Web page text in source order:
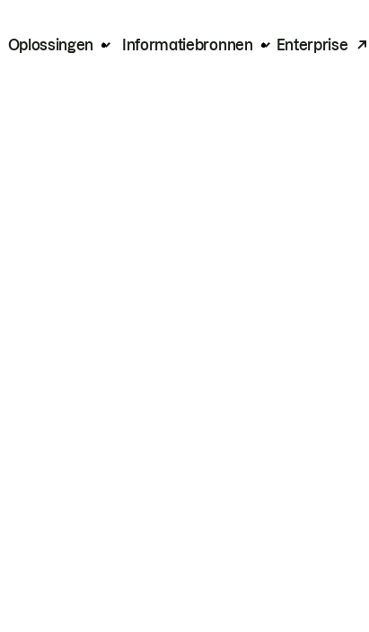
Oplossingen Informatiebronnen Enterprise